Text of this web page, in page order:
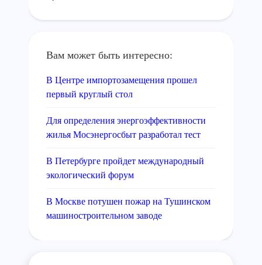
Вам может быть интересно:
В Центре импортозамещения прошел
первый круглый стол
Для определения энергоэффективности
жилья Мосэнергосбыт разработал тест
В Петербурге пройдет международный
экологический форум
В Москве потушен пожар на Тушинском
машиностроительном заводе